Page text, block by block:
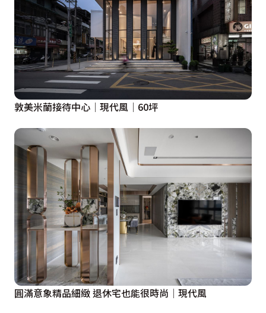
敦美米蘭接待中心│現代風│60坪
圓滿意象精品細緻 退休宅也能很時尚│現代風